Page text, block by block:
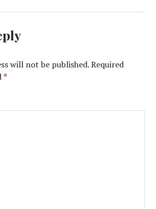
will not be published. Required
*